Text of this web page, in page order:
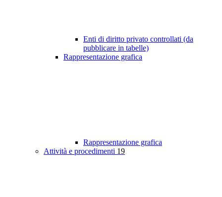
Enti di diritto privato controllati (da
pubblicare in tabelle)
Rappresentazione grafica
Rappresentazione grafica
Attività e procedimenti 19